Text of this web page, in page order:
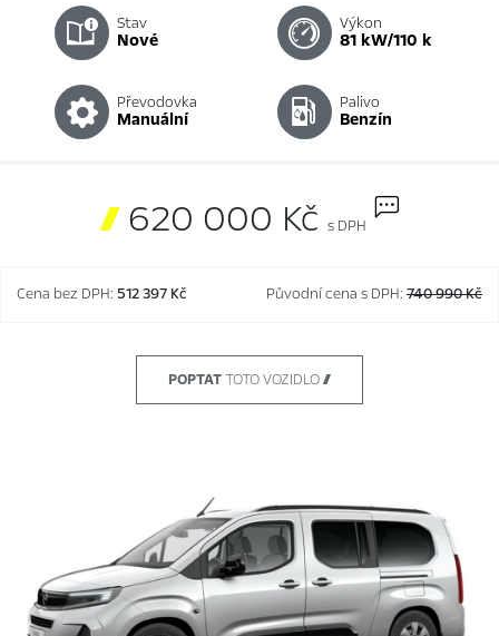
Stav
nové
Výkon
81 kW/110 k
Převodovka
manuální
Palivo
benzín
620 000 Kč s DPH
Cena bez DPH: 512 397 Kč Původní cena s DPH: 740 990 Kč
POPTATTOTO VOZIDLO 